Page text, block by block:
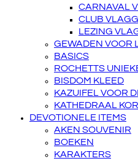
CARNAVAL
CLUB
LEZING
GEWADEN VOOR
BASICS
ROCHETTS
BISDOM KLEED
KAZUIFEL VOOR
KATHEDRAAL
DEVOTIONELE ITEMS
AKEN SOUVENIR
BOEKEN
KARAKTERS